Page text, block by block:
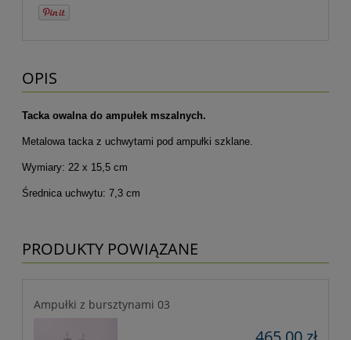
OPIS
Tacka owalna do ampułek mszalnych.
Metalowa tacka z uchwytami pod ampułki szklane.
Wymiary: 22 x 15,5 cm
Średnica uchwytu: 7,3 cm
PRODUKTY POWIĄZANE
Ampułki z bursztynami 03